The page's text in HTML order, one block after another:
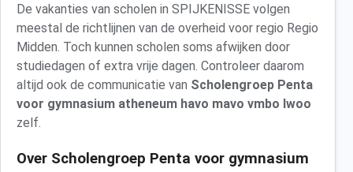
De vakanties van scholen in SPIJKENISSE volgen
meestal de richtlijnen van de overheid voor regio Regio
Midden. Toch kunnen scholen soms afwijken door
studiedagen of extra vrije dagen. Controleer daarom
altijd ook de communicatie van Scholengroep Penta
voor gymnasium atheneum havo mavo vmbo lwoo
zelf.
Over Scholengroep Penta voor gymnasium